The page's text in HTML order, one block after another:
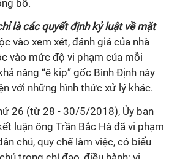
bố.
là các quyết định kỷ luật về mặt
vào xem xét, đánh giá của nhà
vào mức độ vi phạm của mỗi
năng “ê kip” gốc Bình Định này
với những hình thức xử lý khác.
26 (từ 28 - 30/5/2018), Ủy ban
luận ông Trần Bắc Hà đã vi phạm
chủ, quy chế làm việc, có biểu